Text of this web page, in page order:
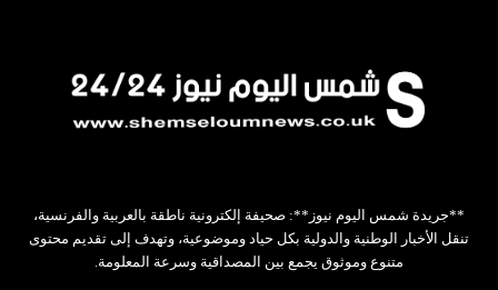
**جريدة شمس اليوم نيوز**: صحيفة إلكترونية ناطقة بالعربية والفرنسية،
تنقل الأخبار الوطنية والدولية بكل حياد وموضوعية، وتهدف إلى تقديم محتوى
متنوع وموثوق يجمع بين المصداقية وسرعة المعلومة.